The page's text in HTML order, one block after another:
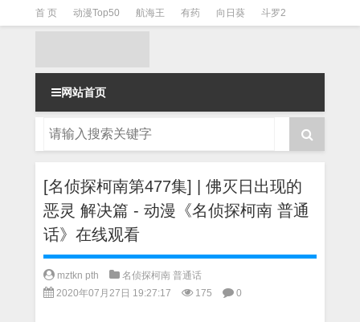
首 页 动漫Top50 航海王 有药 向日葵 斗罗2
网站首页
[名侦探柯南第477集] | 佛灭日出现的
恶灵 解决篇 - 动漫《名侦探柯南 普通
话》在线观看
mztkn pth
名侦探柯南 普通话
2020年07月27日 19:27:17
175 0